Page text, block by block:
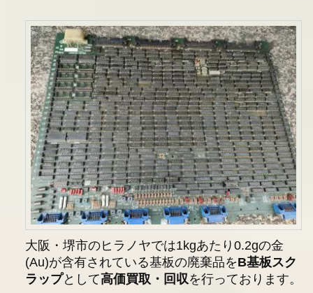
大阪・堺市のヒラノヤでは1kgあたり0.2gの金
(Au)が含有されている基板の廃棄品をB基板スク
ラップとして高価買取・回収を行っております。